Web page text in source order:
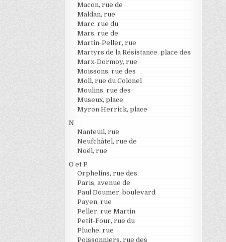
Macon, rue de
Maldan, rue
Marc, rue du
Mars, rue de
Martin-Peller, rue
Martyrs de la Résistance, place des
Marx-Dormoy, rue
Moissons, rue des
Moll, rue du Colonel
Moulins, rue des
Museux, place
Myron Herrick, place
N
Nanteuil, rue
Neufchâtel, rue de
Noël, rue
O et P
Orphelins, rue des
Paris, avenue de
Paul Doumer, boulevard
Payen, rue
Peller, rue Martin
Petit-Four, rue du
Pluche, rue
Poissonniers, rue des